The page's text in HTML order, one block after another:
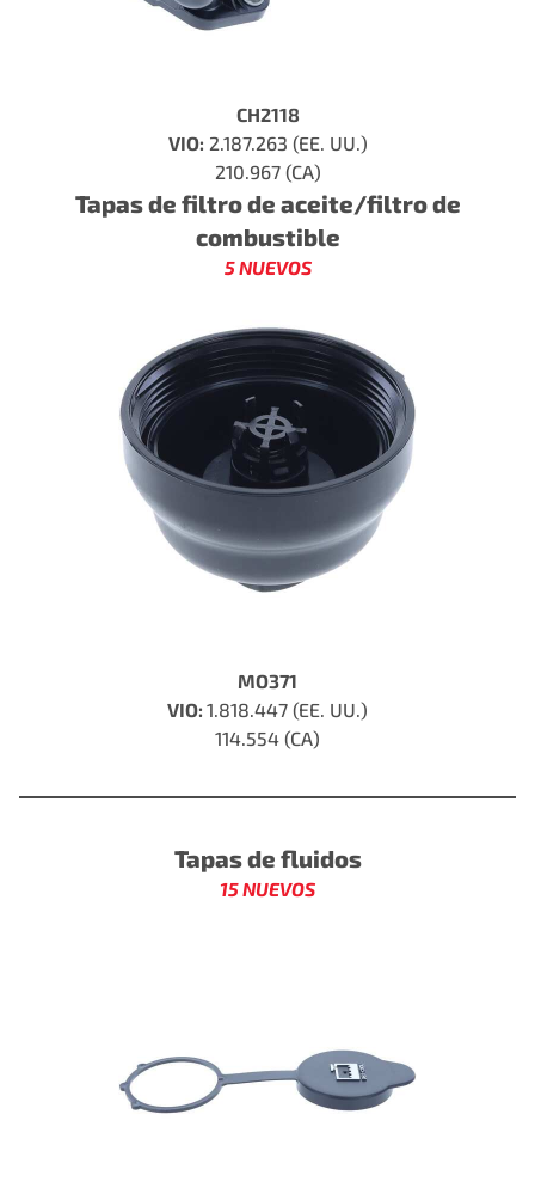
CH2118
VIO: 2.187.263 (EE. UU.)
210.967 (CA)
Tapas de filtro de aceite/filtro de
combustible
5 NUEVOS
MO371
VIO: 1.818.447 (EE. UU.)
114.554 (CA)
Tapas de fluidos
15 NUEVOS